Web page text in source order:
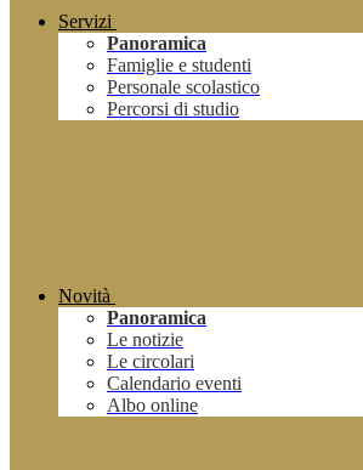
Servizi
Panoramica
Famiglie e studenti
Personale scolastico
Percorsi di studio
Novità
Panoramica
Le notizie
Le circolari
Calendario eventi
Albo online